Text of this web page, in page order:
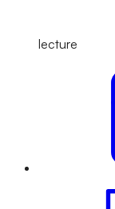
lecture